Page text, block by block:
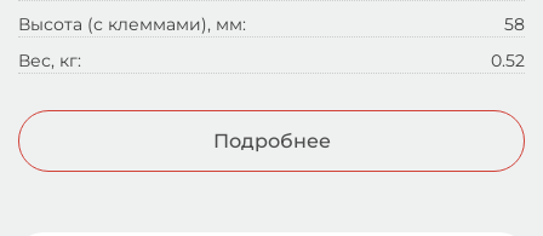
Высота (с клеммами), мм:
58
Вес, кг:
0.52
Подробнее